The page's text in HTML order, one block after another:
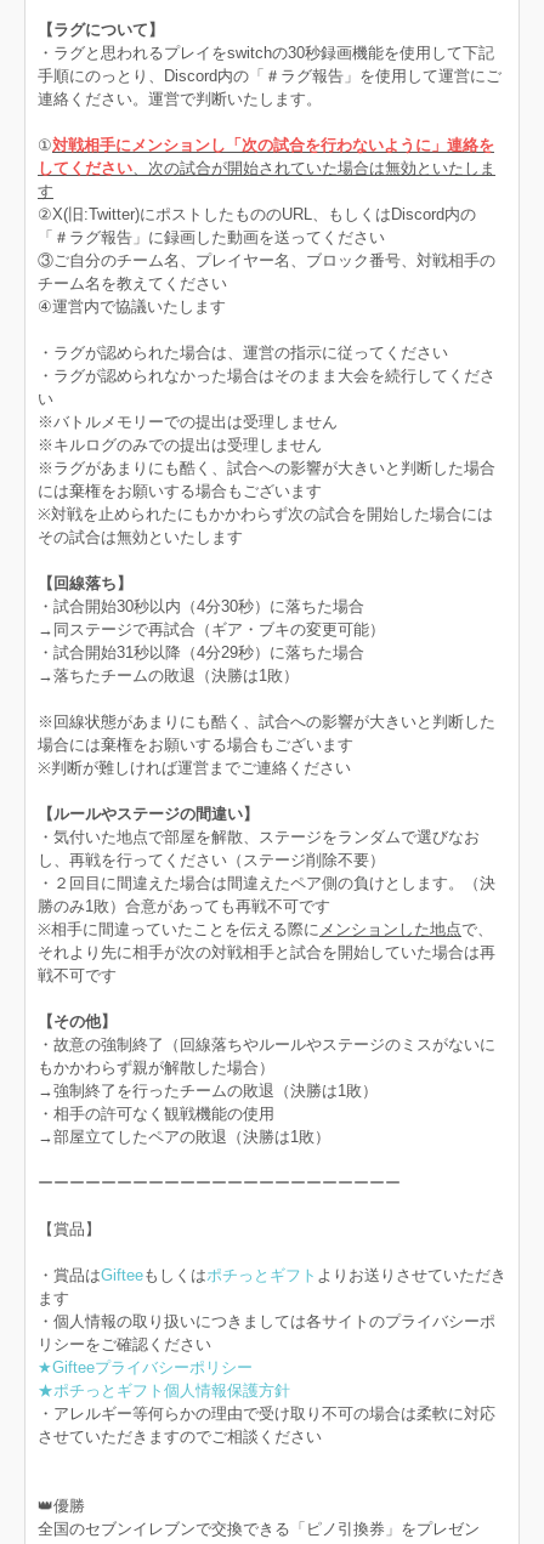
【ラグについて】
・ラグと思われるプレイをswitchの30秒録画機能を使用して下記
手順にのっとり、Discord内の「＃ラグ報告」を使用して運営にご
連絡ください。運営で判断いたします。
①対戦相手にメンションし「次の試合を行わないように」連絡を
してください 、次の試合が開始されていた場合は無効といたしま
す
②X(旧:Twitter)にポストしたもののURL、もしくはDiscord内の
「＃ラグ報告」に録画した動画を送ってください
③ご自分のチーム名、プレイヤー名、ブロック番号、対戦相手の
チーム名を教えてください
④運営内で協議いたします
・ラグが認められた場合は、運営の指示に従ってください
・ラグが認められなかった場合はそのまま大会を続行してくださ
い
※バトルメモリーでの提出は受理しません
※キルログのみでの提出は受理しません
※ラグがあまりにも酷く、試合への影響が大きいと判断した場合
には棄権をお願いする場合もございます
※対戦を止められたにもかかわらず次の試合を開始した場合には
その試合は無効といたします
【回線落ち】
・試合開始30秒以内（4分30秒）に落ちた場合
→同ステージで再試合（ギア・ブキの変更可能）
・試合開始31秒以降（4分29秒）に落ちた場合
→落ちたチームの敗退（決勝は1敗）
※回線状態があまりにも酷く、試合への影響が大きいと判断した
場合には棄権をお願いする場合もございます
※判断が難しければ運営までご連絡ください
【ルールやステージの間違い】
・気付いた地点で部屋を解散、ステージをランダムで選びなお
し、再戦を行ってください（ステージ削除不要）
・２回目に間違えた場合は間違えたペア側の負けとします。（決
勝のみ1敗）合意があっても再戦不可です
※相手に間違っていたことを伝える際に メンションした地点で、
それより先に相手が次の対戦相手と試合を開始していた場合は再
戦不可です
【その他】
・故意の強制終了（回線落ちやルールやステージのミスがないに
もかかわらず親が解散した場合）
→強制終了を行ったチームの敗退（決勝は1敗）
・相手の許可なく観戦機能の使用
→部屋立てしたペアの敗退（決勝は1敗）
ーーーーーーーーーーーーーーーーーーーーーーー
【賞品】
・賞品はGifteeもしくはポチっとギフト よりお送りさせていただき
ます
・個人情報の取り扱いにつきましては各サイトのプライバシーポ
リシーをご確認ください
★Gifteeプライバシーポリシー
★ポチっとギフト個人情報保護方針
・アレルギー等何らかの理由で受け取り不可の場合は柔軟に対応
させていただきますのでご相談ください
👑優勝
全国のセブンイレブンで交換できる「ピノ引換券」をプレゼン